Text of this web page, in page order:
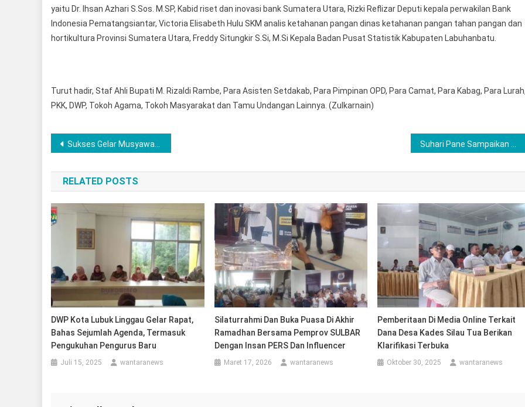
yaitu Dr. Ihsan Azhari S.Sos. M.SP, Kabid riset dan inovasi bank Sumatera Utara, Rizki Reflizar Deputi kepala perwakilan Bank
Indonesia Pematangsiantar, Victoria Elisabeth Hulu SKM analis ketahanan pangan dinas ketahanan pangan tahan pangan dan
hortikultura Provinsi Sumatera Utara, Freddy Situngkir S.Si, M.Si Kepala Badan Pusat Statistik Kabupaten Labuhanbatu.
Turut hadir, Staf Ahli Bupati M. Rizaldi Rambe, Para Asisten Setdakab, Para Pimpinan OPD, Para Camat, Para Kabag, Para
PKK, DWP, Tokoh Agama, Tokoh Masyarakat dan Tamu Undangan Lainnya. (Zulkarnain)
Navigasi
pos
Sukses Gelar Musyawarah, Suripto S.Pd Nakhodai ISORI Kabupaten Labuhanbatu Periode 2026-2030 Suhari Pane Sampaikan Petuah dan Gagasan, Tekankan Kepedulian Stakeholder Untuk Kemajuan Poslab Di Liga 4 2026
RELATED POSTS
DWP Kota Lubuk Linggau Gelar Rapat,
Bahas Sejumlah Agenda, Termasuk
Pengukuhan Pengurus Baru
Juli 15, 2025 wantaranews
Silaturrahmi Dan Buka Puasa Di Akhir
Ramadhan Bersama Pemprov SULBAR
Dengan Insan PERS Dan Influencer
Maret 17, 2026 wantaranews
Pemberitaan Di Media Online Terkait
Dana Desa Kades Silau Tua Berikan
Klarifikasi Terbuka
Oktober 30, 2025 wantaranews